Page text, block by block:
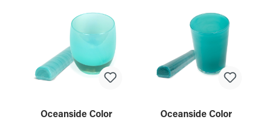
Oceanside Color
Oceanside Color